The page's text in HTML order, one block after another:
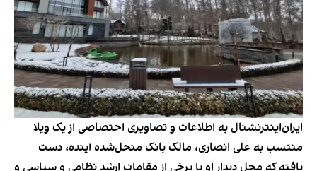
ایران‌اینترنشنال به اطلاعات و تصاویری اختصاصی از یک ویلا
منتسب به علی انصاری، مالک بانک منحل‌شده آینده، دست
یافته که محل دیدار او با برخی از مقامات ارشد نظامی و سیاسی و